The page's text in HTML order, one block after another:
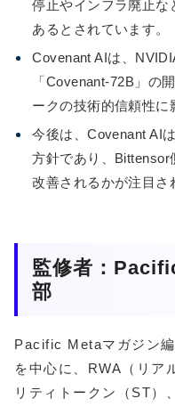
停止やインフラ廃止な
あるとされています。
Covenant AIは、
「Covenant-72B」の
ークの技術的信頼性に
今後は、Covenant AI
方針であり、Bittensor
改善されるかが注目さ
監修者：
部
Pacific Metaマガジン
を中心に、RWA（リア
リティトークン（ST）